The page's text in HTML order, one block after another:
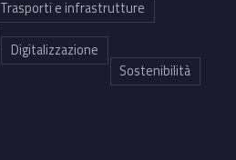
Trasporti e infrastrutture
Digitalizzazione
Sostenibilità